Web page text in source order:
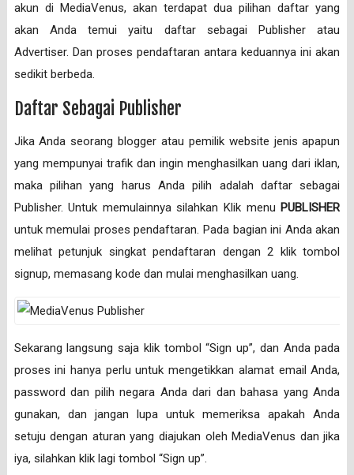
akun di MediaVenus, akan terdapat dua pilihan daftar yang
akan Anda temui yaitu daftar sebagai Publisher atau
Advertiser. Dan proses pendaftaran antara keduannya ini akan
sedikit berbeda.
Daftar Sebagai Publisher
Jika Anda seorang blogger atau pemilik website jenis apapun
yang mempunyai trafik dan ingin menghasilkan uang dari iklan,
maka pilihan yang harus Anda pilih adalah daftar sebagai
Publisher. Untuk memulainnya silahkan Klik menu PUBLISHER
untuk memulai proses pendaftaran. Pada bagian ini Anda akan
melihat petunjuk singkat pendaftaran dengan 2 klik tombol
signup, memasang kode dan mulai menghasilkan uang.
Sekarang langsung saja klik tombol “Sign up”, dan Anda pada
proses ini hanya perlu untuk mengetikkan alamat email Anda,
password dan pilih negara Anda dari dan bahasa yang Anda
gunakan, dan jangan lupa untuk memeriksa apakah Anda
setuju dengan aturan yang diajukan oleh MediaVenus dan jika
iya, silahkan klik lagi tombol “Sign up”.